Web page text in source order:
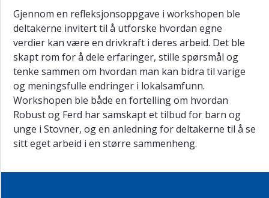
til
fellesskap
-
17.
april,
Drammen
Er
du
interessert
i
Gjennom en refleksjonsoppgave i workshopen ble
deltakerne invitert til å utforske hvordan egne
verdier kan være en drivkraft i deres arbeid. Det ble
skapt rom for å dele erfaringer, stille spørsmål og
tenke sammen om hvordan man kan bidra til varige
og meningsfulle endringer i lokalsamfunn.
Workshopen ble både en fortelling om hvordan
Robust og Ferd har samskapt et tilbud for barn og
unge i Stovner, og en anledning for deltakerne til å se
sitt eget arbeid i en større sammenheng.